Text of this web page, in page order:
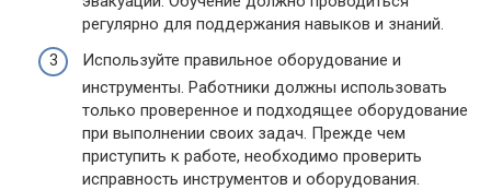
регулярно для поддержания навыков и знаний.
Используйте правильное оборудование и
инструменты. Работники должны использовать
только проверенное и подходящее оборудование
при выполнении своих задач. Прежде чем
приступить к работе, необходимо проверить
исправность инструментов и оборудования.